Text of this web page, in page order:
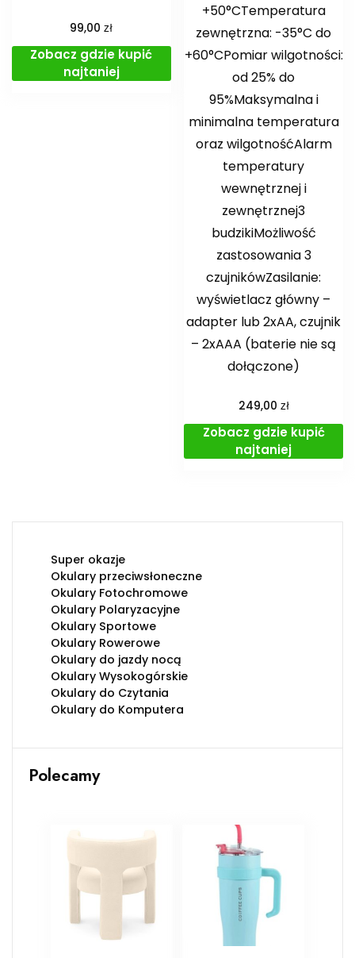
99,00zł
Zobacz gdzie kupić
najtaniej
+50°CTemperatura
zewnętrzna: -35°C do
+60°CPomiar wilgotności:
od 25% do
95%Maksymalna i
minimalna temperatura
oraz wilgotnośćAlarm
temperatury
wewnętrznej i
zewnętrznej3
budzikiMożliwość
zastosowania 3
czujnikówZasilanie:
wyświetlacz główny –
adapter lub 2xAA, czujnik
– 2xAAA (baterie nie są
dołączone)
249,00 zł
Zobacz gdzie kupić
najtaniej
Super okazje
Okulary przeciwsłoneczne
Okulary Fotochromowe
Okulary Polaryzacyjne
Okulary Sportowe
Okulary Rowerowe
Okulary do jazdy nocą
Okulary Wysokogórskie
Okulary do Czytania
Okulary do Komputera
Polecamy